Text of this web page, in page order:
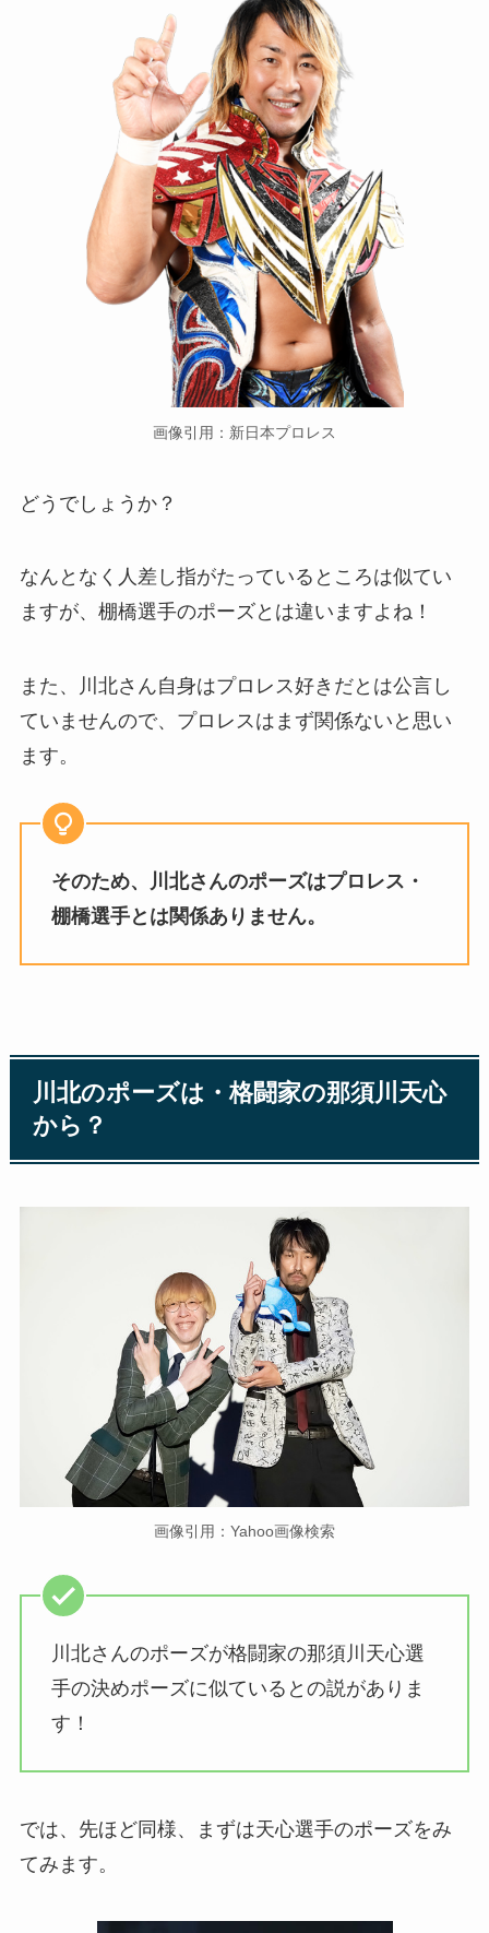
画像引用：新日本プロレス
どうでしょうか？
なんとなく人差し指がたっているところは似てい
ますが、棚橋選手のポーズとは違いますよね！
また、川北さん自身はプロレス好きだとは公言し
ていませんので、プロレスはまず関係ないと思い
ます。
そのため、川北さんのポーズはプロレス・
棚橋選手とは関係ありません。
川北のポーズは・格闘家の那須川天心
から？
画像引用：Yahoo画像検索
川北さんのポーズが格闘家の那須川天心選
手の決めポーズに似ているとの説がありま
す！
では、先ほど同様、まずは天心選手のポーズをみ
てみます。